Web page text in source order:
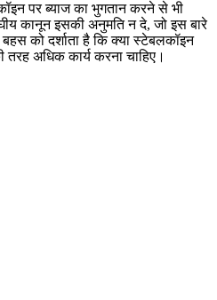
पर ब्याज का भुगतान करने से भी
कानून इसकी अनुमति न दे, जो इस बारे
को दर्शाता है कि क्या स्टेबलकॉइन
अधिक कार्य करना चाहिए।